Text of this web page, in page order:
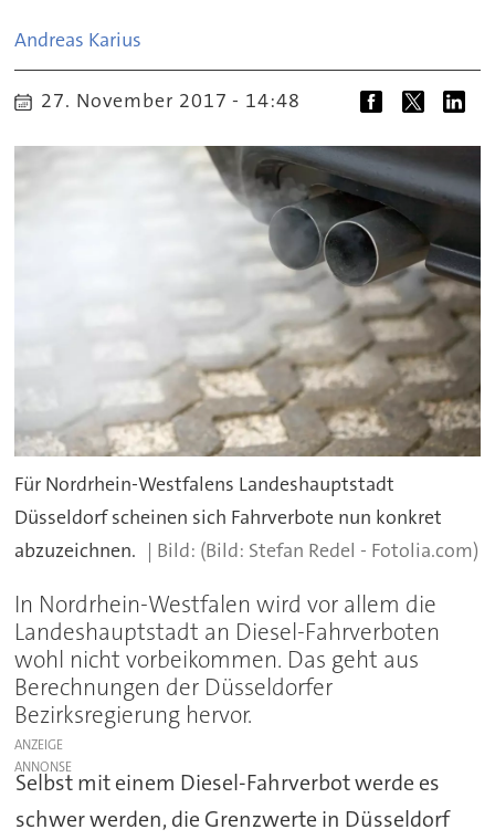
Andreas Karius
27. November 2017 - 14:48
Für Nordrhein-Westfalens Landeshauptstadt
Düsseldorf scheinen sich Fahrverbote nun konkret
abzuzeichnen.
(Bild: Stefan Redel - Fotolia.com)
In Nordrhein-Westfalen wird vor allem die
Landeshauptstadt an Diesel-Fahrverboten
wohl nicht vorbeikommen. Das geht aus
Berechnungen der Düsseldorfer
Bezirksregierung hervor.
ANZEIGE
Selbst mit einem Diesel-Fahrverbot werde es
schwer werden, die Grenzwerte in Düsseldorf